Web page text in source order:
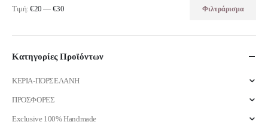
Ελάχιστη
Μέγιστη
Φιλτράρισμα
Τιμή:€20 — €30
Κατηγορίες Προϊόντων
ΚΕΡΙΑ-ΠΟΡΣΕΛΑΝΗ
ΠΡΟΣΦΟΡΕΣ
Exclusive 100% Handmade